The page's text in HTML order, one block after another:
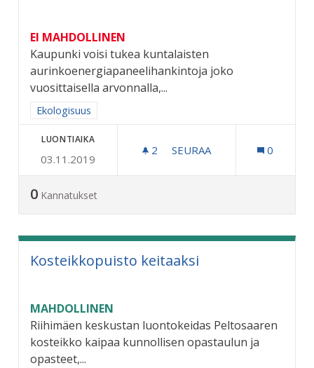
EI MAHDOLLINEN
Kaupunki voisi tukea kuntalaisten
aurinkoenergiapaneelihankintoja joko
vuosittaisella arvonnalla,...
Rajaa tulokset aihepiirin mukaan: Ekologisuus
Ekologisuus
LUONTIAIKA
03.11.2019
2 2 SEURAAJAA
SEURAA 0
0 Kannatukset
Kosteikkopuisto keitaaksi
MAHDOLLINEN
Riihimäen keskustan luontokeidas Peltosaaren
kosteikko kaipaa kunnollisen opastaulun ja
opasteet,...